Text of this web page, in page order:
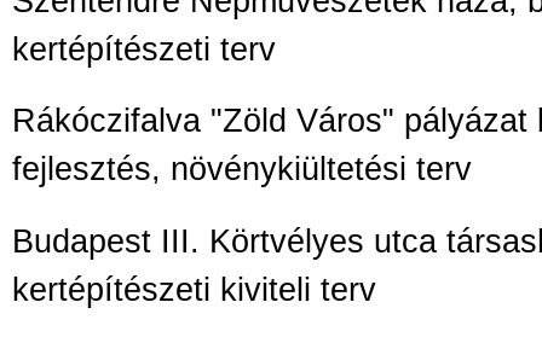
kertépítészeti terv
Rákóczifalva "Zöld Város" pályázat
fejlesztés, növénykiültetési terv
Budapest III. Körtvélyes utca
kertépítészeti kiviteli terv